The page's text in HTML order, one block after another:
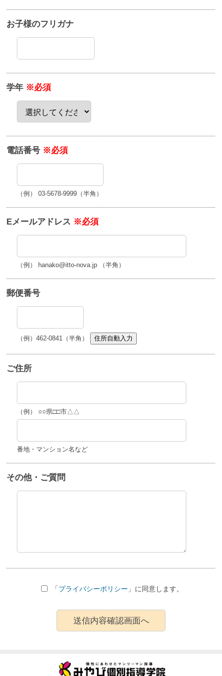
お子様のフリガナ
学年 ※必須
電話番号 ※必須
（例） 03-5678-9999（半角）
Eメールアドレス ※必須
（例） hanako@itto-nova.jp （半角）
郵便番号
（例）462-0841（半角） 住所自動入力
ご住所
（例） ○○県□□市△△
番地・マンション名など
その他・ご質問
「プライバシーポリシー 」に同意します。